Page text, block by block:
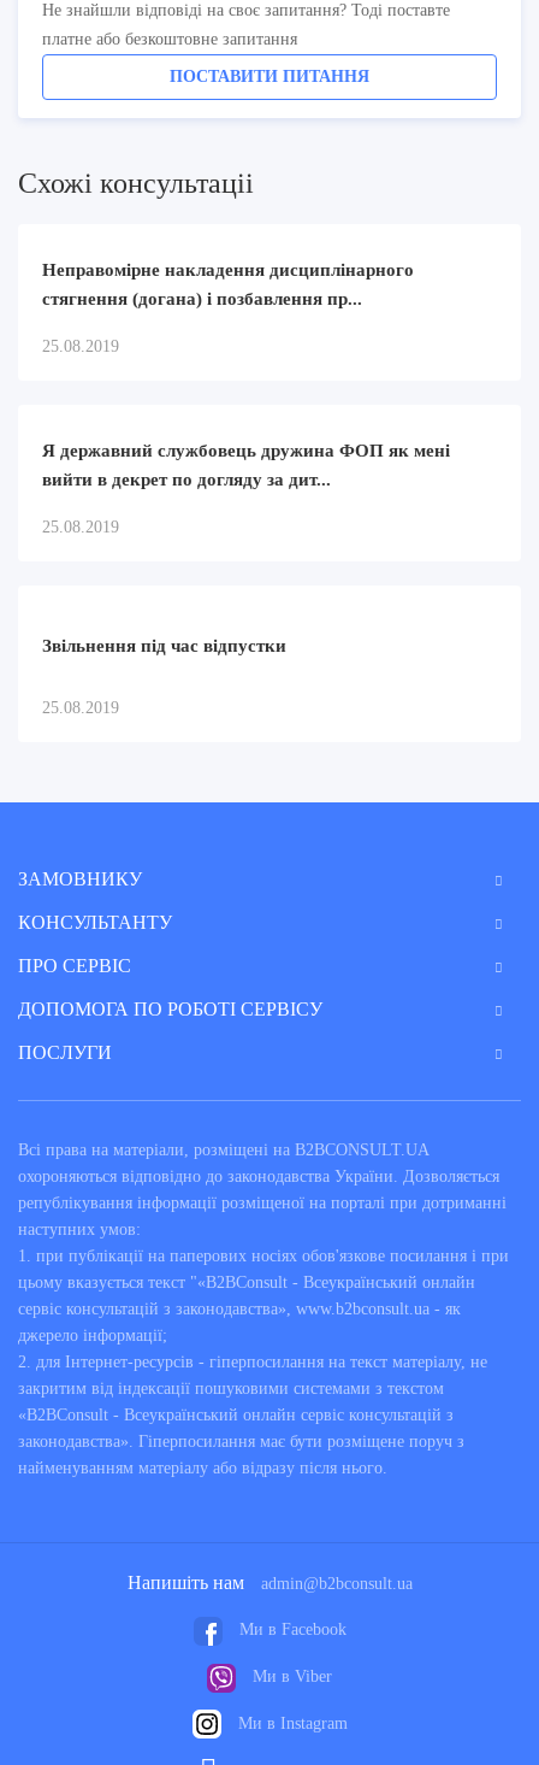
Не знайшли відповіді на своє запитання? Тоді поставте
платне або безкоштовне запитання
ПОСТАВИТИ ПИТАННЯ
Схожi консультацii
Неправомірне накладення дисциплінарного
стягнення (догана) і позбавлення пр...
25.08.2019
Я державний службовець дружина ФОП як мені
вийти в декрет по догляду за дит...
25.08.2019
Звільнення під час відпустки
25.08.2019
ЗАМОВНИКУ
КОНСУЛЬТАНТУ
ПРО СЕРВІС
ДОПОМОГА ПО РОБОТІ СЕРВІСУ
ПОСЛУГИ
Всі права на матеріали, розміщені на B2BCONSULT.UA
охороняються відповідно до законодавства України. Дозволяється
републікування інформації розміщеної на порталі при дотриманні
наступних умов:
1. при публікації на паперових носіях обов'язкове посилання і при
цьому вказується текст "«B2BConsult - Всеукраїнський онлайн
сервіс консультацій з законодавства», www.b2bconsult.ua - як
джерело інформації;
2. для Інтернет-ресурсів - гіперпосилання на текст матеріалу, не
закритим від індексації пошуковими системами з текстом
«B2BConsult - Всеукраїнський онлайн сервіс консультацій з
законодавства». Гіперпосилання має бути розміщене поруч з
найменуванням матеріалу або відразу після нього.
Напишіть нам admin@b2bconsult.ua
Ми в Facebook
Ми в Viber
Ми в Instagram